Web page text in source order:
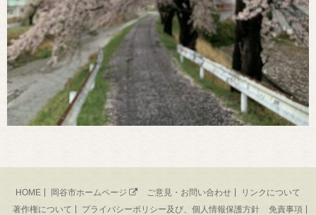
HOME 岡谷市ホームページ ご意見・お問い合わせ
リンクについて
著作権について
プライバシーポリシー及び、個人情報保護方針
免責事項